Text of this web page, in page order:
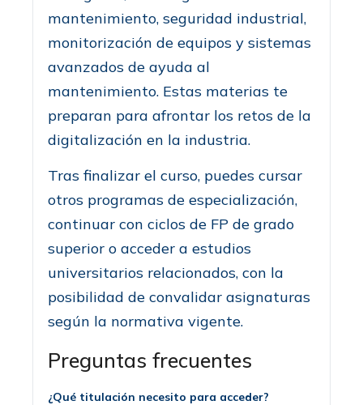
mantenimiento, seguridad industrial,
monitorización de equipos y sistemas
avanzados de ayuda al
mantenimiento. Estas materias te
preparan para afrontar los retos de la
digitalización en la industria.
Tras finalizar el curso, puedes cursar
otros programas de especialización,
continuar con ciclos de FP de grado
superior o acceder a estudios
universitarios relacionados, con la
posibilidad de convalidar asignaturas
según la normativa vigente.
Preguntas frecuentes
¿Qué titulación necesito para acceder?